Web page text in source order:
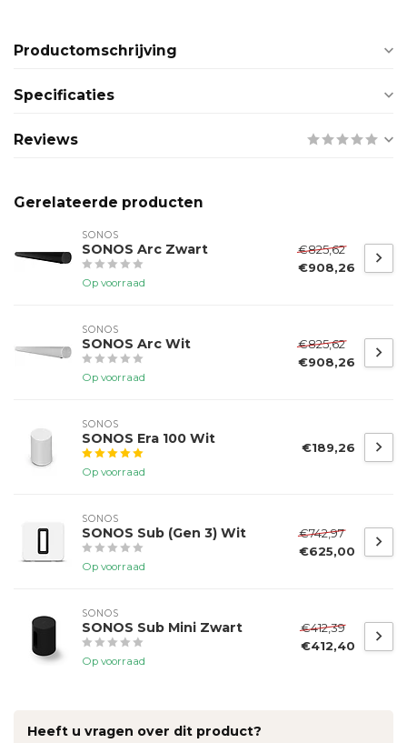
Productomschrijving
Specificaties
Reviews
Gerelateerde producten
SONOS
SONOS Arc Zwart
Op voorraad
€825,62
€908,26
SONOS
SONOS Arc Wit
Op voorraad
€825,62
€908,26
SONOS
SONOS Era 100 Wit
Op voorraad
€189,26
SONOS
SONOS Sub (Gen 3) Wit
Op voorraad
€742,97
€625,00
SONOS
SONOS Sub Mini Zwart
Op voorraad
€412,39
€412,40
Heeft u vragen over dit product?